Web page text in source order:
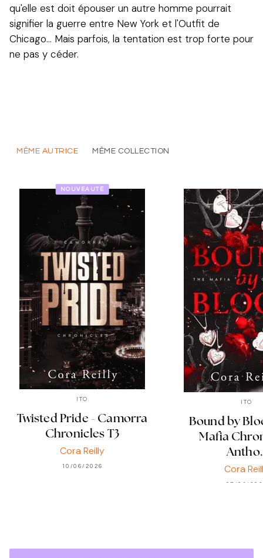
qu'elle est doit épouser un autre homme pourrait
signifier la guerre entre New York et l'Outfit de
Chicago… Mais parfois, la tentation est trop forte pour
ne pas y céder.
MÊME AUTRICE MÊME COLLECTION
NOUVEAUTÉ
ITO
Twisted Pride - Camorra
Chronicles T3
Cora Reilly
10/06/2026
ITO
Bound by
Mafia
Cora
07/01/